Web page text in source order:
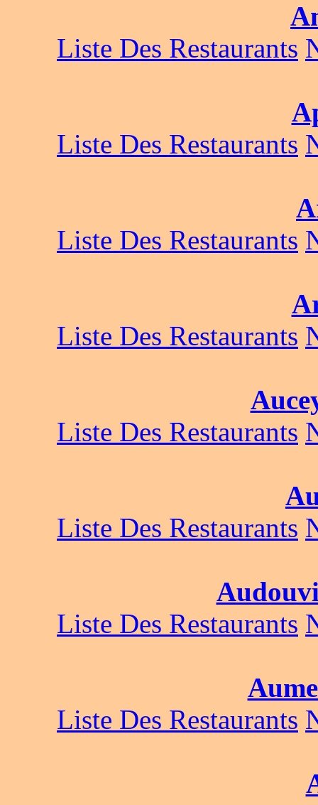
Liste Des Restaurants
Liste Des Restaurants
Liste Des Restaurants
Liste Des Restaurants
Liste Des Restaurants
Liste Des Restaurants
Liste Des Restaurants
Liste Des Restaurants